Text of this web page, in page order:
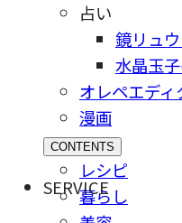
占い
鏡リュ
水晶玉
オレペエディ
漫画
CONTENTS
レシピ
暮らし
SERVICE